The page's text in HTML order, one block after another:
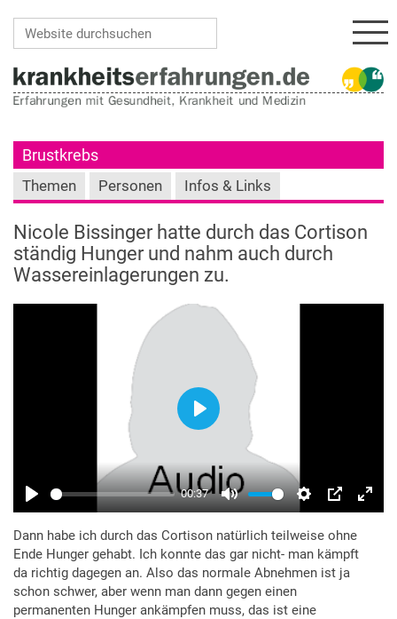
Brustkrebs
Themen Personen Infos & Links
Nicole Bissinger hatte durch das Cortison
ständig Hunger und nahm auch durch
Wassereinlagerungen zu.
Dann habe ich durch das Cortison natürlich teilweise ohne
Ende Hunger gehabt. Ich konnte das gar nicht- man kämpft
da richtig dagegen an. Also das normale Abnehmen ist ja
schon schwer, aber wenn man dann gegen einen
permanenten Hunger ankämpfen muss, das ist eine